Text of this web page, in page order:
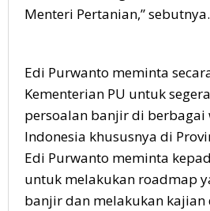
Menteri Pertanian,” sebutnya.
Edi Purwanto meminta
Kementerian PU untuk
persoalan banjir di berbagai
Indonesia khususnya di
Edi Purwanto meminta
untuk melakukan roadmap
banjir dan melakukan kajian